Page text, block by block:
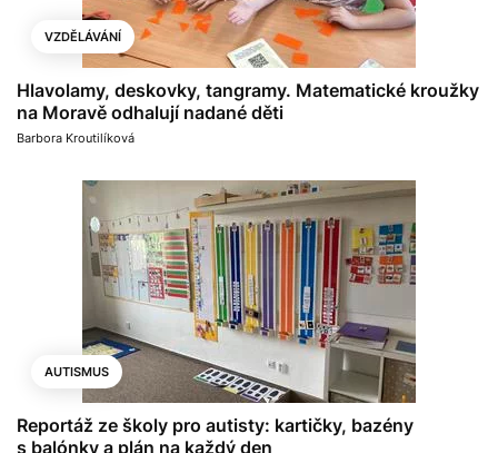
VZDĚLÁVÁNÍ
Hlavolamy, deskovky, tangramy. Matematické kroužky
na Moravě odhalují nadané děti
Barbora Kroutilíková
AUTISMUS
Reportáž ze školy pro autisty: kartičky, bazény
s balónky a plán na každý den